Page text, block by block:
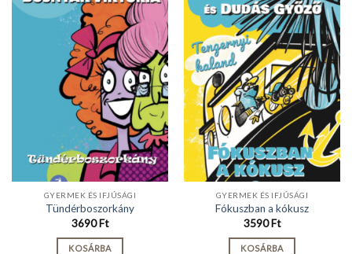
GYERMEK ÉS IFJÚSÁGI
Tündérboszorkány
3690Ft
KOSÁRBA
GYERMEK ÉS IFJÚSÁGI
Fókuszban a kókusz
3590Ft
KOSÁRBA